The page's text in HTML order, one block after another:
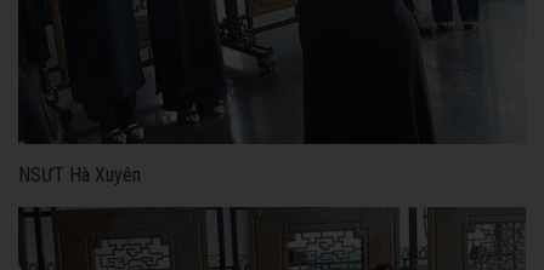
NSƯT Hà Xuyên